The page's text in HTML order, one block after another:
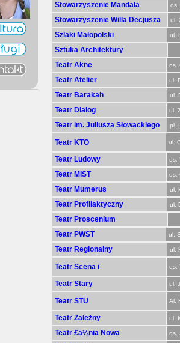
Stowarzyszenie Mandala os.
Stowarzyszenie Willa Decjusza ul.
Szlaki Małopolski ul.
Sztuka Architektury
Teatr Akne
os.
Teatr Atelier ul.
Teatr Barakah ul.
Teatr Dialog ul.
Teatr im. Juliusza Słowackiego pl.
Teatr KTO ul.
Teatr Ludowy os.
Teatr MIST os.
Teatr Mumerus ul.
Teatr Profilaktyczny ul.
Teatr Proscenium
Teatr PWST
ul.
Teatr Regionalny ul.
Teatr Scena i os.
Teatr Stary ul.
Teatr STU Al.
Teatr Zależny ul.
Teatr £a¼nia Nowa os.